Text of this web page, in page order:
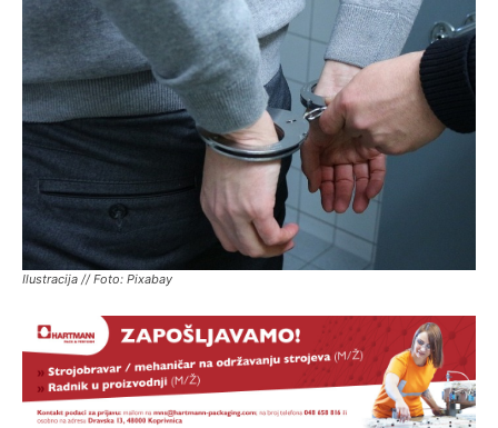
Ilustracija // Foto: Pixabay